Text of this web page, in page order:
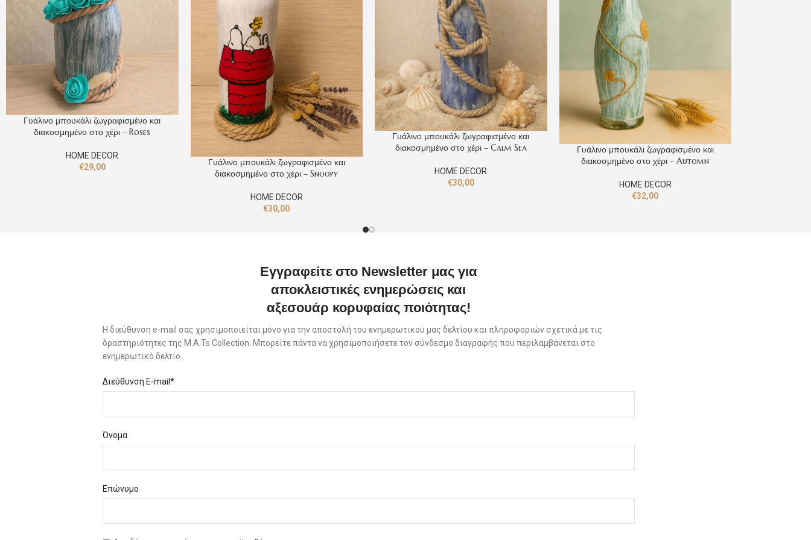
Γυάλινο μπουκάλι ζωγραφισμένο και
διακοσμημένο στο χέρι – Roses
HOME DECOR
€29,00
Γυάλινο μπουκάλι ζωγραφισμένο και
διακοσμημένο στο χέρι – Snoopy
HOME DECOR
€30,00
Γυάλινο μπουκάλι ζωγραφισμένο και
διακοσμημένο στο χέρι – Calm Sea
HOME DECOR
€30,00
Γυάλινο μπουκάλι ζωγραφισμένο και
διακοσμημένο στο χέρι – Automn
HOME DECOR
€32,00
Εγγραφείτε στο Newsletter μας για
αποκλειστικές ενημερώσεις και
αξεσουάρ κορυφαίας ποιότητας!
Η διεύθυνση e-mail σας χρησιμοποιείται μόνο για την αποστολή του ενημερωτικού μας δελτίου και πληροφοριών σχετικά με τις
δραστηριότητες της M.A.Ts Collection. Μπορείτε πάντα να χρησιμοποιήσετε τον σύνδεσμο διαγραφής που περιλαμβάνεται στο
ενημερωτικό δελτίο.
Διεύθυνση E-mail*
Όνομα
Επώνυμο